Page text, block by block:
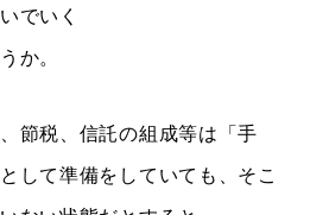
でいく
か。
節税、信託の組成等は「手
して準備をしていても、そこ